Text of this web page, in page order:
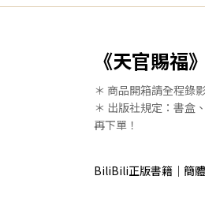
《天官賜福
＊ 商品開箱請全程錄
＊ 出版社規定：書盒
再下單！
BiliBili正版書籍｜簡